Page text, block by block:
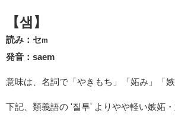
【샘】
読み：セm
発音：saem
意味は、名詞で「やきもち」「妬み」「嫉
下記、類義語の '질투' よりやや軽い嫉妬